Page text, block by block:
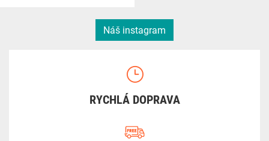
Náš instagram
RYCHLÁ DOPRAVA